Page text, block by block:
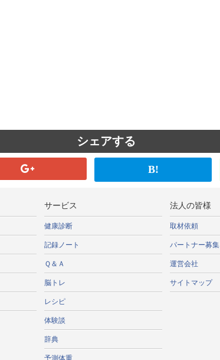
シェアする
B!
サービス
健康診断
記録ノート
Ｑ＆Ａ
脳トレ
レシピ
体験談
辞典
予測体重
法人の皆様
取材依頼
パートナー募集
運営会社
サイトマップ